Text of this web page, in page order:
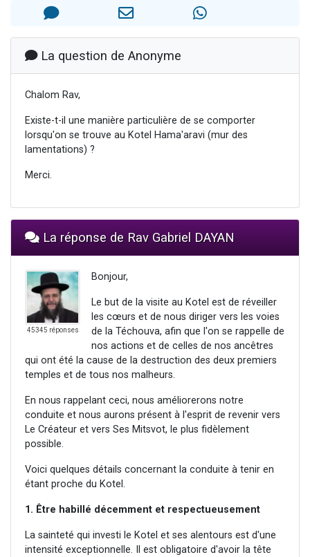
8 personnes viennent de faire un don pour Tsédaka : pauvres d'Israel
Nouvelle émission radio : Visions de grandeur n°104 : Le Chabbath et le Birkat Hamazone à travers le temps
La question de Anonyme
Chalom Rav,
Existe-t-il une manière particulière de se comporter
lorsqu'on se trouve au Kotel Hama'aravi (mur des
lamentations) ?
Merci.
La réponse de Rav Gabriel DAYAN
45345 réponses
Bonjour,
Le but de la visite au Kotel est de réveiller
les cœurs et de nous diriger vers les voies
de la Téchouva, afin que l'on se rappelle de
nos actions et de celles de nos ancêtres
qui ont été la cause de la destruction des deux premiers
temples et de tous nos malheurs.
En nous rappelant ceci, nous améliorerons notre
conduite et nous aurons présent à l'esprit de revenir vers
Le Créateur et vers Ses Mitsvot, le plus fidèlement
possible.
Voici quelques détails concernant la conduite à tenir en
étant proche du Kotel.
1. Être habillé décemment et respectueusement
La sainteté qui investi le Kotel et ses alentours est d'une
intensité exceptionnelle. Il est obligatoire d'avoir la tête